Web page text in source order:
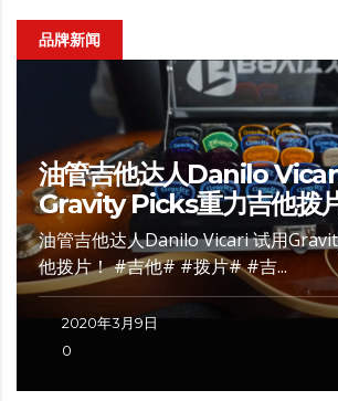
品牌新闻
油管吉他达人Danilo
Gravity Picks重力吉他拨
油管吉他达人Danilo Vicari 试用
他拨片！ #吉他# #拨片# #吉...
2020年3月9日
0